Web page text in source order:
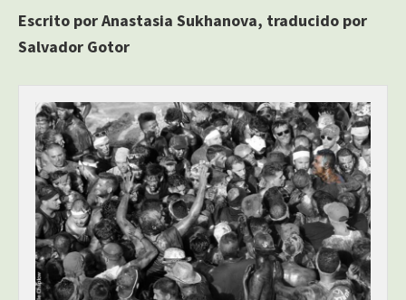
Escrito por Anastasia Sukhanova, traducido por
Salvador Gotor